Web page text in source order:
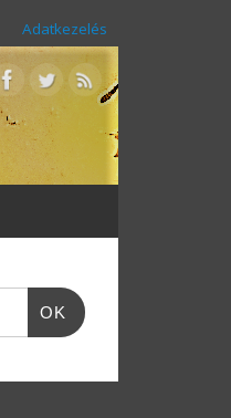
Adatkezelés
OK